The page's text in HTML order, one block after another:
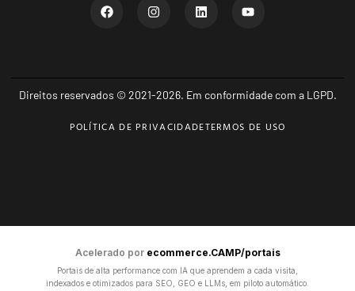
Direitos reservados © 2021-2026. Em conformidade com a LGPD.
POLÍTICA DE PRIVACIDADETERMOS DE USO
Acelerado por ecommerce.CAMP/portais
Portais de alta performance com IA que aprendem a cada visita,
indexados e otimizados para SEO, GEO e LLMs, em piloto automático.